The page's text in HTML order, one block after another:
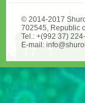
© 2014-2017
702545, Republic
Tel.: +(992 37)
E-mail: